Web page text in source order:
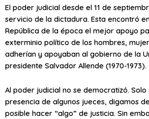
El poder judicial desde el 11 de
servicio de la dictadura. Esta encontró
República de la época el mejor apoyo
exterminio político de los hombres,
adherían y apoyaban al gobierno de la
presidente Salvador Allende (1970-1973).
Al poder judicial no se democratizó.
presencia de algunos jueces, digamos
posible hacer “algo” de justicia. Sin